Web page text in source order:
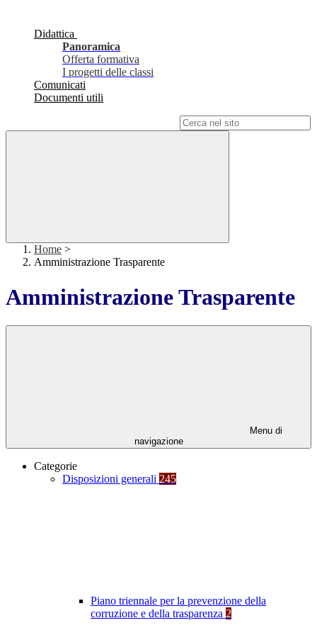
Didattica
Panoramica
Offerta formativa
I progetti delle classi
Comunicati
Documenti utili
Home >
Amministrazione Trasparente
Amministrazione Trasparente
Menu di
navigazione
Categorie
Disposizioni generali 245
Piano triennale per la prevenzione della
corruzione e della trasparenza 2